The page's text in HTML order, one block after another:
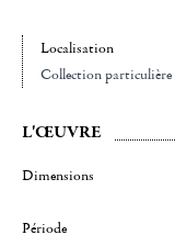
Localisation
Collection particulière
L'ŒUVRE
Dimensions
Période